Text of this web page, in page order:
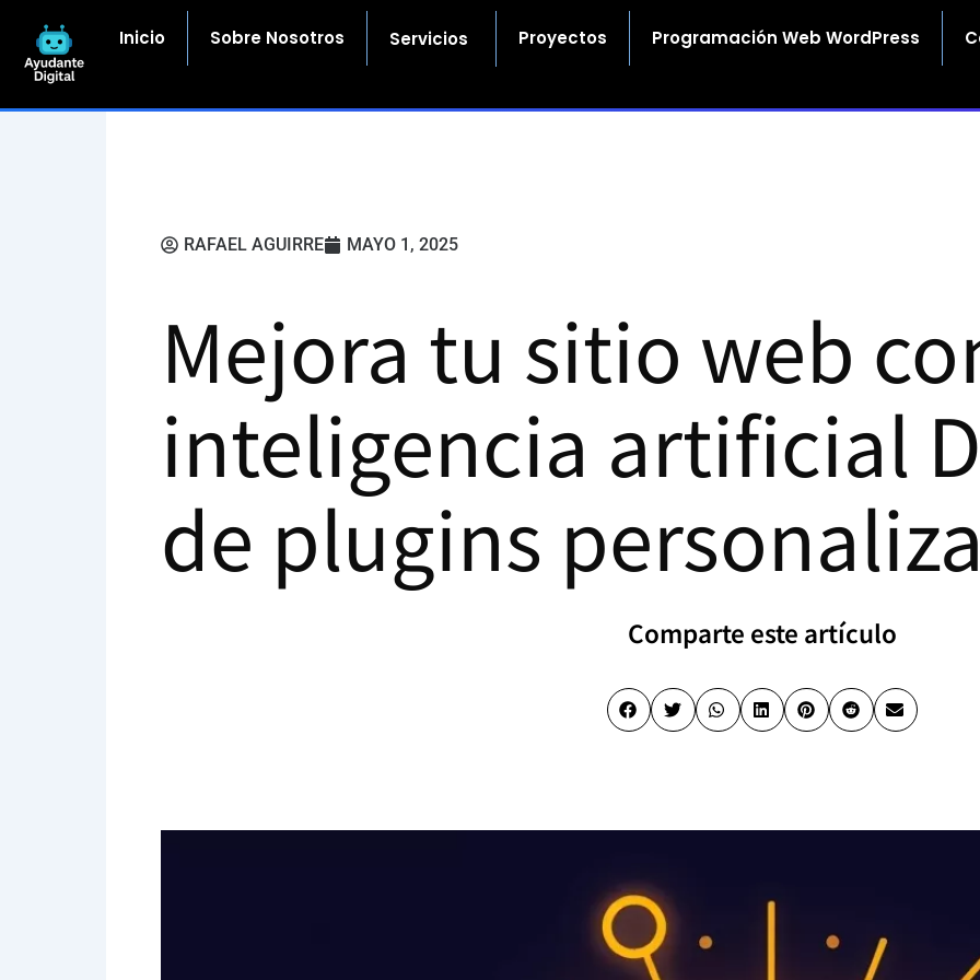
contenido
Inicio Sobre Nosotros Servicios Proyectos Programación Web WordPress
RAFAEL AGUIRRE MAYO 1, 2025
Mejora tu sitio web
inteligencia artificial
de plugins
Comparte este artículo